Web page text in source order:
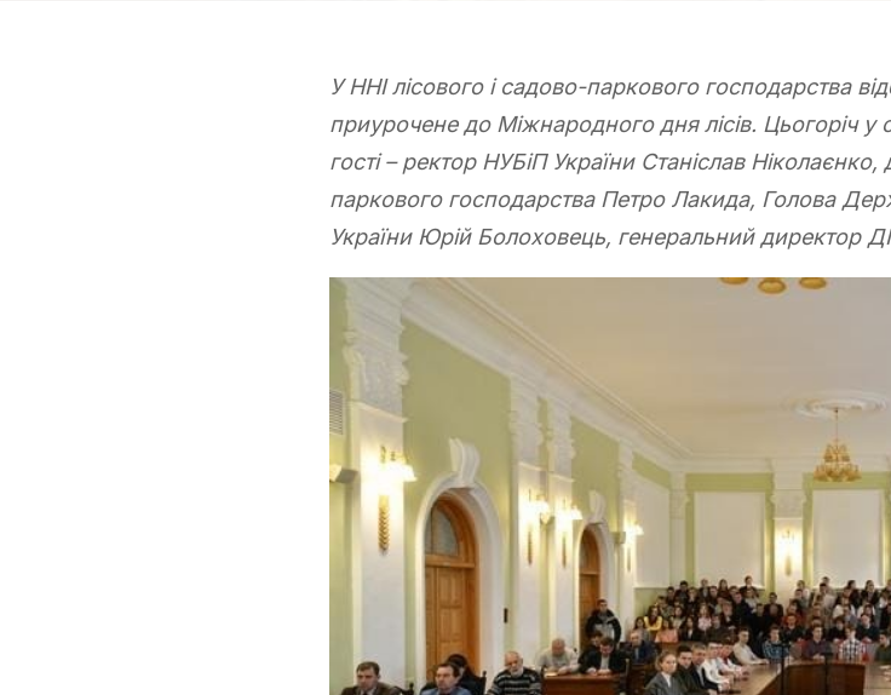
У ННІ лісового і садово-паркового господарства
приурочене до Міжнародного дня лісів. Цьогоріч у
гості – ректор НУБіП України Станіслав
паркового господарства Петро Лакида, Голова
України Юрій Болоховець, генеральний директор